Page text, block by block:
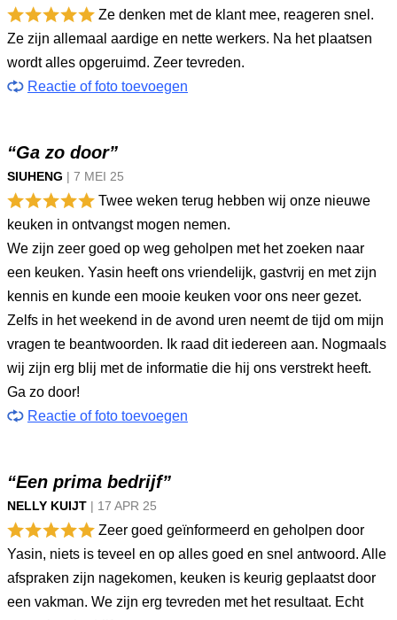
Ze denken met de klant mee, reageren snel.
Ze zijn allemaal aardige en nette werkers. Na het plaatsen
wordt alles opgeruimd. Zeer tevreden.
Reactie of foto toevoegen
“Ga zo door”
SIUHENG | 7 MEI 25
Twee weken terug hebben wij onze nieuwe
keuken in ontvangst mogen nemen.
We zijn zeer goed op weg geholpen met het zoeken naar
een keuken. Yasin heeft ons vriendelijk, gastvrij en met zijn
kennis en kunde een mooie keuken voor ons neer gezet.
Zelfs in het weekend in de avond uren neemt de tijd om mijn
vragen te beantwoorden. Ik raad dit iedereen aan. Nogmaals
wij zijn erg blij met de informatie die hij ons verstrekt heeft.
Ga zo door!
Reactie of foto toevoegen
“Een prima bedrijf”
NELLY KUIJT | 17 APR 25
Zeer goed geïnformeerd en geholpen door
Yasin, niets is teveel en op alles goed en snel antwoord. Alle
afspraken zijn nagekomen, keuken is keurig geplaatst door
een vakman. We zijn erg tevreden met het resultaat. Echt